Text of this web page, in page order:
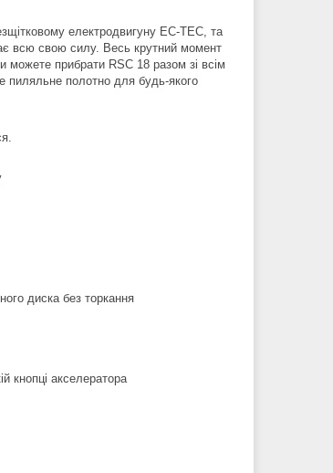
електродвигуну EC-TEC, та
всю свою силу. Весь крутний момент
можете прибрати RSC 18 разом зі всім
пиляльне полотно для будь-якого
диска без торкання
кнопці акселератора